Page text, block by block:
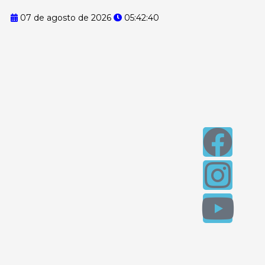
07 de agosto de 2026 05:42:41
F
a
c
e
I
n
s
t
Y
o
u
t